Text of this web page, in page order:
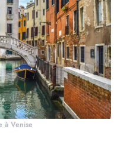
à Venise